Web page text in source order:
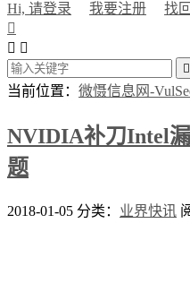
Hi, 请登录 我要注册
找

 

当前位置： 微慑信息网-
NVIDIA补刀Intel
题
2018-01-05 分类： 业界快讯